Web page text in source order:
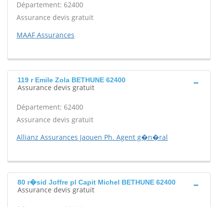
Département: 62400
Assurance devis gratuit
MAAF Assurances
119 r Emile Zola BETHUNE 62400
Assurance devis gratuit
Département: 62400
Assurance devis gratuit
Allianz Assurances Jaouen Ph. Agent g�n�ral
80 r�sid Joffre pl Capit Michel BETHUNE 62400
Assurance devis gratuit